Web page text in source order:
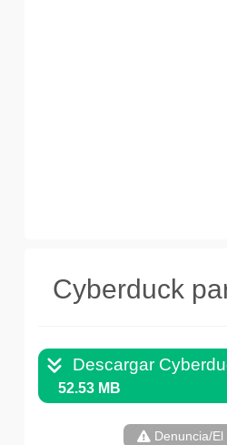
Cyberduck
Descargar
52.53 MB
Denuncia/